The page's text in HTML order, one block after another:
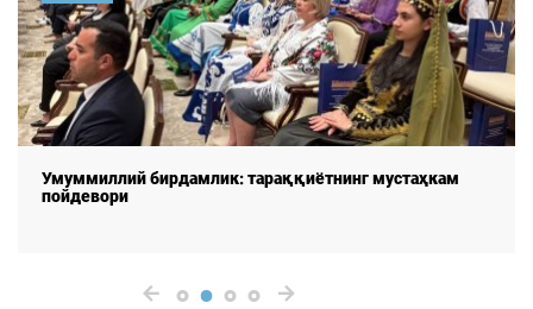
Умуммиллий бирдамлик: тараққиётнинг мустаҳкам
пойдевори